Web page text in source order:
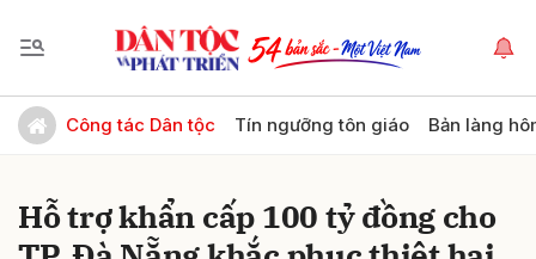
Công tác Dân tộc Tín ngưỡng tôn giáo Bản làng
Hỗ trợ khẩn cấp 100 tỷ đồng cho
Gửi bình luận